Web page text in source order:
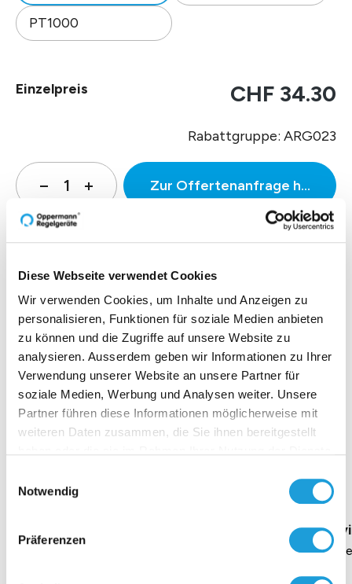
Diese Webseite verwendet Cookies
Wir verwenden Cookies, um Inhalte und Anzeigen zu
personalisieren, Funktionen für soziale Medien anbieten
zu können und die Zugriffe auf unsere Website zu
analysieren. Ausserdem geben wir Informationen zu Ihrer
Verwendung unserer Website an unsere Partner für
soziale Medien, Werbung und Analysen weiter. Unsere
Partner führen diese Informationen möglicherweise mit
weiteren Daten zusammen, die Sie ihnen bereitgestellt
Notwendig
Präferenzen
PT1000
Einzelpreis CHF 34.30
Rabattgruppe: ARG023
Zur Offertenanfrage
Produktbeschreibung
Technische Daten
Downloads
Oppermann